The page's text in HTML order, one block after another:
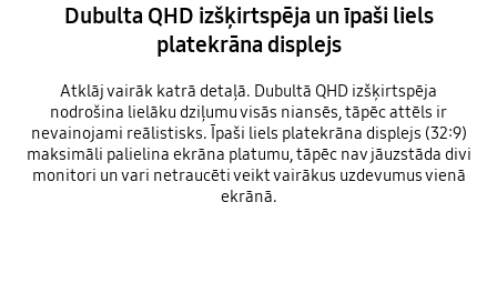
Dubulta QHD izšķirtspēja un īpaši liels
platekrāna displejs
Atklāj vairāk katrā detaļā. Dubultā QHD izšķirtspēja
nodrošina lielāku dziļumu visās niansēs, tāpēc attēls ir
nevainojami reālistisks. Īpaši liels platekrāna displejs (32:9)
maksimāli palielina ekrāna platumu, tāpēc nav jāuzstāda divi
monitori un vari netraucēti veikt vairākus uzdevumus vienā
ekrānā.